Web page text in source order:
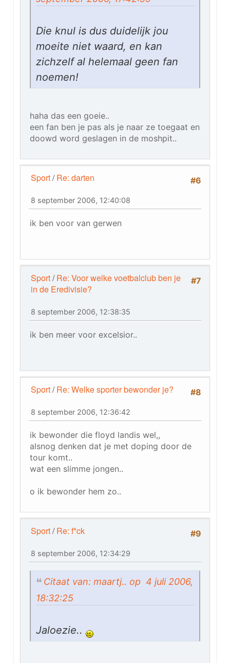
Die knul is dus duidelijk jou
moeite niet waard, en kan
zichzelf al helemaal geen fan
noemen!
haha das een goeie..
een fan ben je pas als je naar ze toegaat en
doowd word geslagen in de moshpit..
#6
Sport/Re: darten
8 september 2006, 12:40:08
ik ben voor van gerwen
#7
Sport/Re: Voor welke voetbalclub ben je
in de Eredivisie?
8 september 2006, 12:38:35
ik ben meer voor excelsior..
#8
Sport/Re: Welke sporter bewonder je?
8 september 2006, 12:36:42
ik bewonder die floyd landis wel,,
alsnog denken dat je met doping door de
tour komt..
wat een slimme jongen..
o ik bewonder hem zo..
#9
Sport/Re: f*ck
8 september 2006, 12:34:29
Citaat van: maartj.. op 4 juli 2006,
18:32:25
Jaloezie..